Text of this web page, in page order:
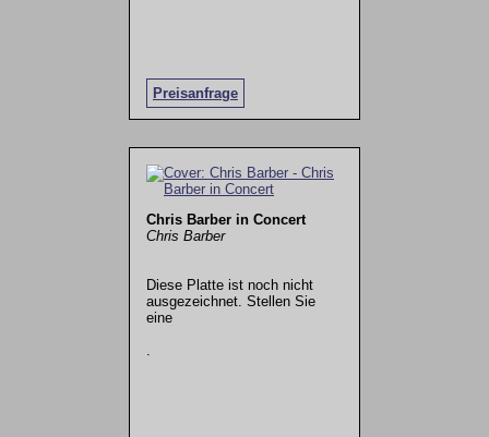
Preisanfrage
Chris Barber in Concert
Chris Barber
Diese Platte ist noch nicht
ausgezeichnet. Stellen Sie
eine
.